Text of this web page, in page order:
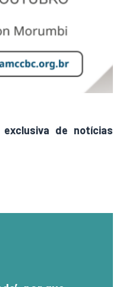
exclusiva de notícias